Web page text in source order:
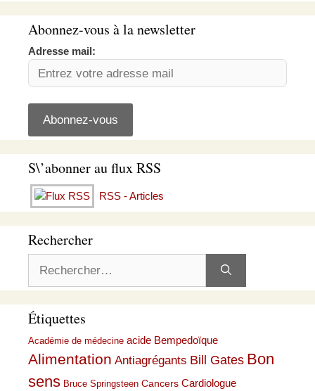
Abonnez-vous à la newsletter
Adresse mail:
S\’abonner au flux RSS
RSS - Articles
Rechercher
Étiquettes
Académie de médecine acide Bempedoïque
Alimentation Antiagrégants Bill Gates Bon
sens Bruce Springsteen Cancers Cardiologue